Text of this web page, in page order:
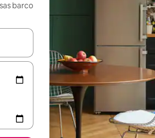
barco
explore-os usando as seta para cima e para